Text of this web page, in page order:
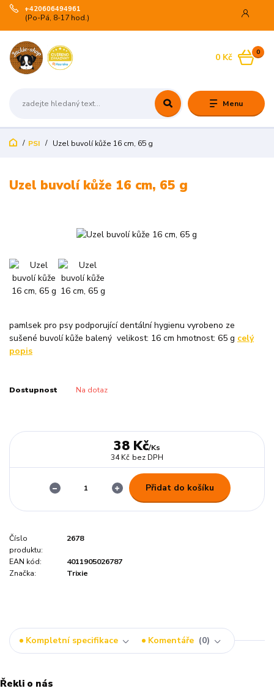
Menu
+420606494961
(Po-Pá, 8-17 hod.)
0
0 Kč
PSI Uzel buvolí kůže 16 cm, 65 g
Uzel buvolí kůže 16 cm, 65 g
pamlsek pro psy podporující dentální hygienu vyrobeno ze
sušené buvolí kůže balený velikost: 16 cm hmotnost: 65 g celý
popis
Dostupnost Na dotaz
38 Kč/Ks
34 Kč bez DPH
Přidat do košíku
Číslo
produktu:
2678
EAN kód:
4011905026787
Značka:
Trixie
Kompletní specifikace Komentáře 0
Řekli o nás